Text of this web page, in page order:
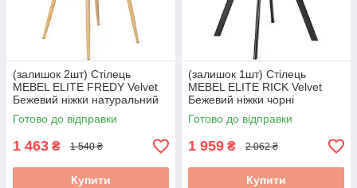
(залишок 2шт) Стілець
MEBEL ELITE FREDY Velvet
Бежевий ніжки натуральний
дуб ME.FREDY/BZ/D/V/K
Готово до відправки
1 463 ₴ 1 540 ₴
Купити
(залишок 1шт) Стілець
MEBEL ELITE RICK Velvet
Бежевий ніжки чорні
ME.RICK/BZ/V/K
Готово до відправки
1 959 ₴ 2 062 ₴
Купити